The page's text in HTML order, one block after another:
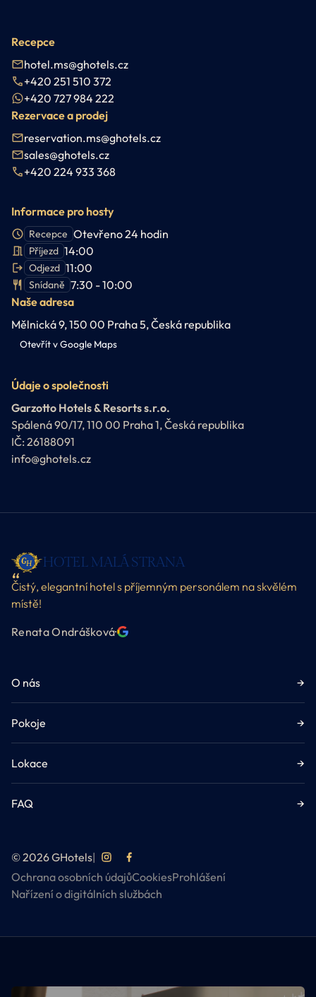
Recepce
hotel.ms@ghotels.cz
+420 251 510 372
+420 727 984 222
Rezervace a prodej
reservation.ms@ghotels.cz
sales@ghotels.cz
+420 224 933 368
Informace pro hosty
Recepce Otevřeno 24 hodin
Příjezd 14:00
Odjezd 11:00
Snídaně 7:30 - 10:00
Naše adresa
Mělnická 9, 150 00 Praha 5, Česká republika
Otevřít v Google Maps
Údaje o společnosti
Garzotto Hotels & Resorts s.r.o.
Spálená 90/17, 110 00 Praha 1, Česká republika
IČ: 26188091
info@ghotels.cz
HOTEL MALÁ STRANA
Čistý, elegantní hotel s příjemným personálem na skvělém
místě!
Renata Ondrášková·
O nás →
Pokoje →
Lokace →
FAQ →
© 2026 GHotels|
Ochrana osobních údajůCookiesProhlášení
Nařízení o digitálních službách